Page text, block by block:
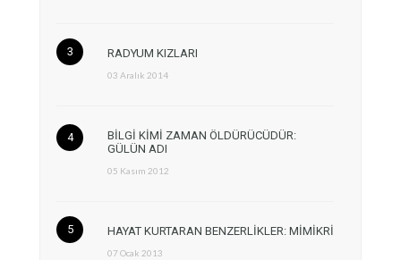
RADYUM KIZLARI
03 Aralık 2014
BİLGİ KİMİ ZAMAN ÖLDÜRÜCÜDÜR:
GÜLÜN ADI
05 Kasım 2012
HAYAT KURTARAN BENZERLİKLER: MİMİKRİ
07 Ocak 2013